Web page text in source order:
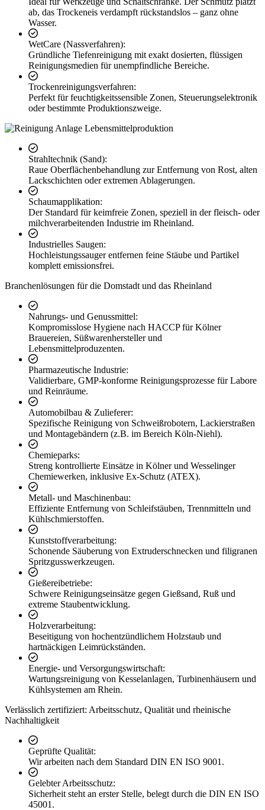
ab, das Trockeneis verdampft rückstandslos – ganz ohne
Wasser.
WetCare (Nassverfahren):
Gründliche Tiefenreinigung mit exakt dosierten, flüssigen
Reinigungsmedien für unempfindliche Bereiche.
Trockenreinigungsverfahren:
Perfekt für feuchtigkeitssensible Zonen, Steuerungselektronik
oder bestimmte Produktionszweige.
Strahltechnik (Sand):
Raue Oberflächenbehandlung zur Entfernung von Rost, alten
Lackschichten oder extremen Ablagerungen.
Schaumapplikation:
Der Standard für keimfreie Zonen, speziell in der fleisch- oder
milchverarbeitenden Industrie im Rheinland.
Industrielles Saugen:
Hochleistungssauger entfernen feine Stäube und Partikel
komplett emissionsfrei.
Branchenlösungen für die Domstadt und das Rheinland
Nahrungs- und Genussmittel:
Kompromisslose Hygiene nach HACCP für Kölner
Brauereien, Süßwarenhersteller und
Lebensmittelproduzenten.
Pharmazeutische Industrie:
Validierbare, GMP-konforme Reinigungsprozesse für Labore
und Reinräume.
Automobilbau & Zulieferer:
Spezifische Reinigung von Schweißrobotern, Lackierstraßen
und Montagebändern (z.B. im Bereich Köln-Niehl).
Chemieparks:
Streng kontrollierte Einsätze in Kölner und Wesselinger
Chemiewerken, inklusive Ex-Schutz (ATEX).
Metall- und Maschinenbau:
Effiziente Entfernung von Schleifstäuben, Trennmitteln und
Kühlschmierstoffen.
Kunststoffverarbeitung:
Schonende Säuberung von Extruderschnecken und filigranen
Spritzgusswerkzeugen.
Gießereibetriebe:
Schwere Reinigungseinsätze gegen Gießsand, Ruß und
extreme Staubentwicklung.
Holzverarbeitung:
Beseitigung von hochentzündlichem Holzstaub und
hartnäckigen Leimrückständen.
Energie- und Versorgungswirtschaft:
Wartungsreinigung von Kesselanlagen, Turbinenhäusern und
Kühlsystemen am Rhein.
Verlässlich zertifiziert: Arbeitsschutz, Qualität und rheinische
Nachhaltigkeit
Geprüfte Qualität:
Wir arbeiten nach dem Standard DIN EN ISO 9001.
Gelebter Arbeitsschutz:
Sicherheit steht an erster Stelle, belegt durch die DIN EN ISO
45001.